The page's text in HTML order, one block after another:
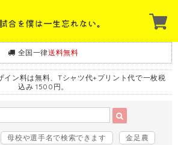
全国一律送料無料
イン料は無料、Tシャツ代+プリント代で一枚税
込み 1500円。
母校や選手名で検索できます
金足農